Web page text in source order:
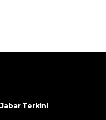
Jabar Terkini